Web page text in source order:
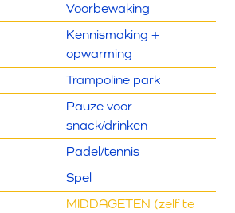
Voorbewaking
Kennismaking +
opwarming
Trampoline park
Pauze voor
snack/drinken
Padel/tennis
Spel
MIDDAGETEN (zelf te